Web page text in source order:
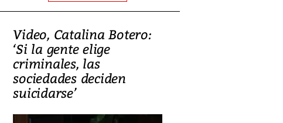
Video, Catalina Botero:
‘Si la gente elige
criminales, las
sociedades deciden
suicidarse’